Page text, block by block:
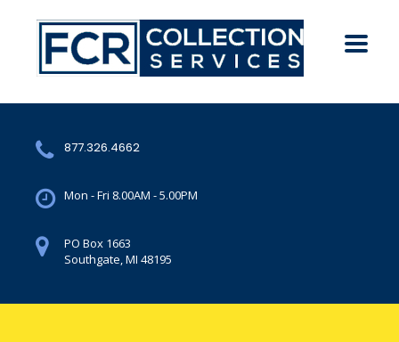
877.326.4662
Mon - Fri 8.00AM - 5.00PM
PO Box 1663
Southgate, MI 48195